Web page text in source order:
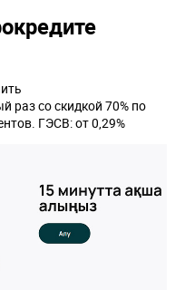
раз со скидкой 70% по
ГЭСВ: от 0,29%